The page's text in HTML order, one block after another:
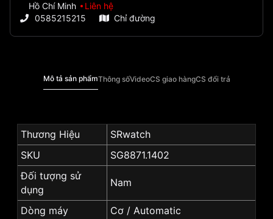
Hồ Chí Minh
Liên hệ
0585215215
Chỉ đường
Mô tả sản phẩmThông sốVideoCS giao hàngCS đổi trả
Thương Hiệu
SRwatch
SKU
SG8871.1402
Đối tượng sử
dụng
Nam
Dòng máy Cơ / Automatic